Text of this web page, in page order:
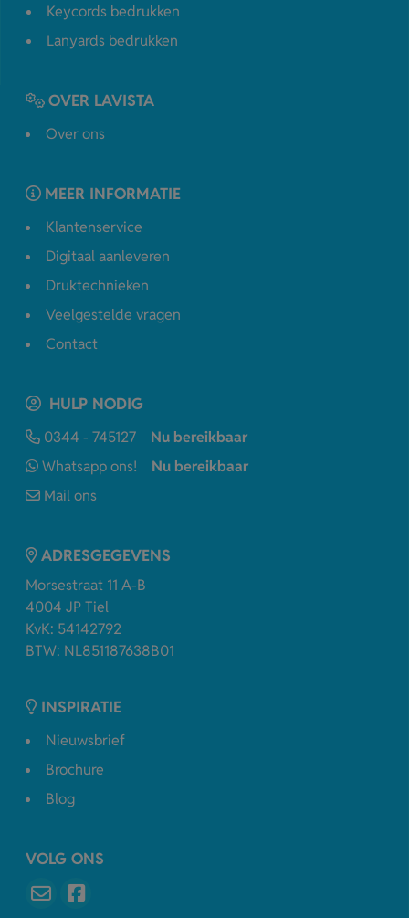
Keycords bedrukken
Lanyards bedrukken
OVER LAVISTA
Over ons
MEER INFORMATIE
Klantenservice
Digitaal aanleveren
Druktechnieken
Veelgestelde vragen
Contact
HULP NODIG
0344 - 745127
Nu bereikbaar
Whatsapp ons!
Nu bereikbaar
Mail ons
ADRESGEGEVENS
Morsestraat 11 A-B
4004 JP Tiel
KvK: 54142792
BTW: NL851187638B01
INSPIRATIE
Nieuwsbrief
Brochure
Blog
VOLG ONS